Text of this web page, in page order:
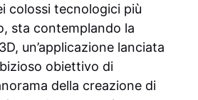
colossi tecnologici più
sta contemplando la
un’applicazione lanciata
obiettivo di
della creazione di